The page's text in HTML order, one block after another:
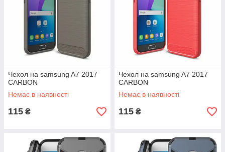
Чехол на samsung A7 2017
CARBON
Немає в наявності
115 ₴
Чехол на samsung A7 2017
CARBON
Немає в наявності
115 ₴